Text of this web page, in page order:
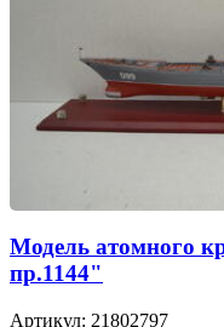
Модель атомного
пр.1144"
Артикул: 21802797